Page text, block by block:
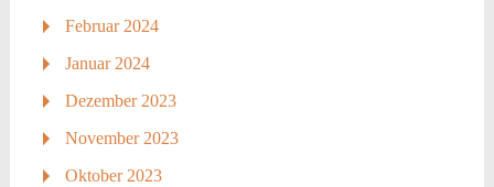
Februar 2024
Januar 2024
Dezember 2023
November 2023
Oktober 2023